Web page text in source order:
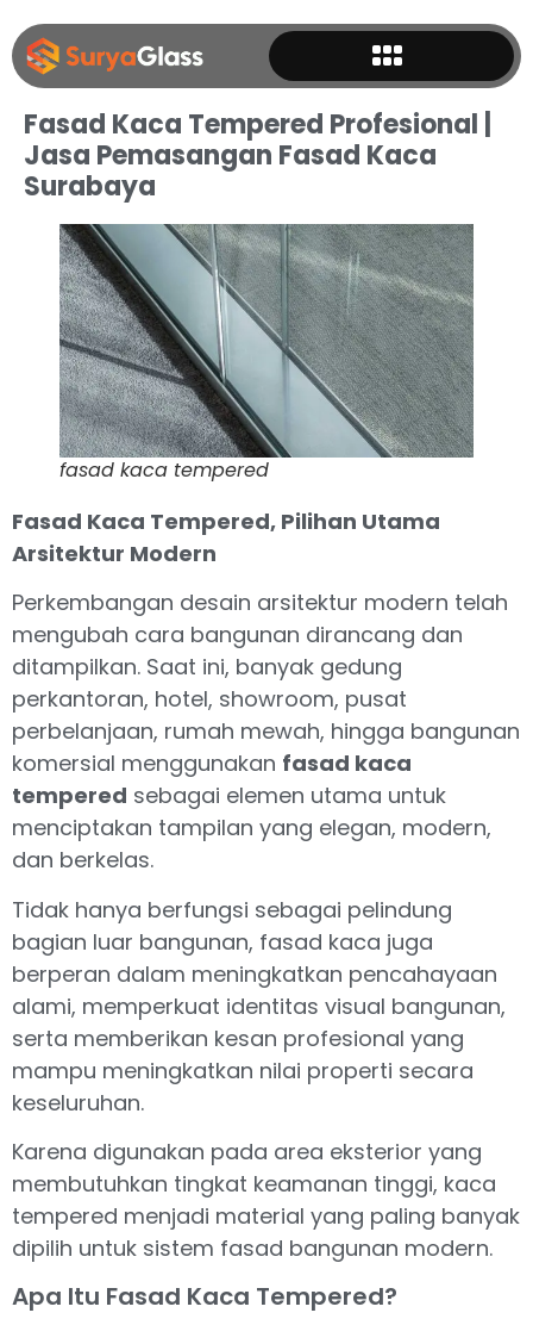
Fasad Kaca Tempered Profesional |
Jasa Pemasangan Fasad Kaca
Surabaya
fasad kaca tempered
Fasad Kaca Tempered, Pilihan Utama
Arsitektur Modern
Perkembangan desain arsitektur modern telah
mengubah cara bangunan dirancang dan
ditampilkan. Saat ini, banyak gedung
perkantoran, hotel, showroom, pusat
perbelanjaan, rumah mewah, hingga bangunan
komersial menggunakan fasad kaca
tempered sebagai elemen utama untuk
menciptakan tampilan yang elegan, modern,
dan berkelas.
Tidak hanya berfungsi sebagai pelindung
bagian luar bangunan, fasad kaca juga
berperan dalam meningkatkan pencahayaan
alami, memperkuat identitas visual bangunan,
serta memberikan kesan profesional yang
mampu meningkatkan nilai properti secara
keseluruhan.
Karena digunakan pada area eksterior yang
membutuhkan tingkat keamanan tinggi, kaca
tempered menjadi material yang paling banyak
dipilih untuk sistem fasad bangunan modern.
Apa Itu Fasad Kaca Tempered?